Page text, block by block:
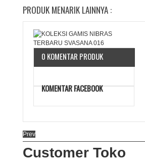
PRODUK MENARIK LAINNYA :
0 KOMENTAR PRODUK
KOMENTAR FACEBOOK
Prev
Customer Toko